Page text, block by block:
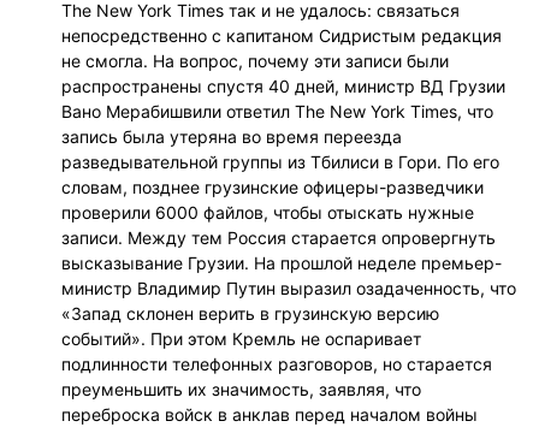
The New York Times так и не удалось: связаться
непосредственно с капитаном Сидристым редакция
не смогла. На вопрос, почему эти записи были
распространены спустя 40 дней, министр ВД Грузии
Вано Мерабишвили ответил The New York Times, что
запись была утеряна во время переезда
разведывательной группы из Тбилиси в Гори. По его
словам, позднее грузинские офицеры-разведчики
проверили 6000 файлов, чтобы отыскать нужные
записи. Между тем Россия старается опровергнуть
высказывание Грузии. На прошлой неделе премьер-
министр Владимир Путин выразил озадаченность, что
«Запад склонен верить в грузинскую версию
событий». При этом Кремль не оспаривает
подлинности телефонных разговоров, но старается
преуменьшить их значимость, заявляя, что
переброска войск в анклав перед началом войны